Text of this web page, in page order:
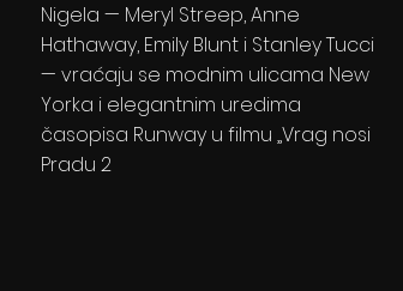
Nigela — Meryl Streep, Anne
Hathaway, Emily Blunt i Stanley Tucci
— vraćaju se modnim ulicama New
Yorka i elegantnim uredima
časopisa Runway u filmu „Vrag nosi
Pradu 2